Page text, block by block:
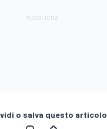
o salva questo articolo